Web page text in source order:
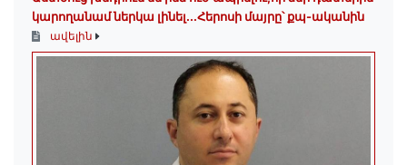
կարողանամ ներկա լինել․․․Հերոսի մայրը՝ քպ-ականին
ավելին